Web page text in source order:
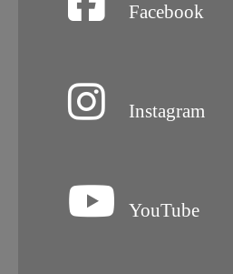
Facebook
Instagram
YouTube